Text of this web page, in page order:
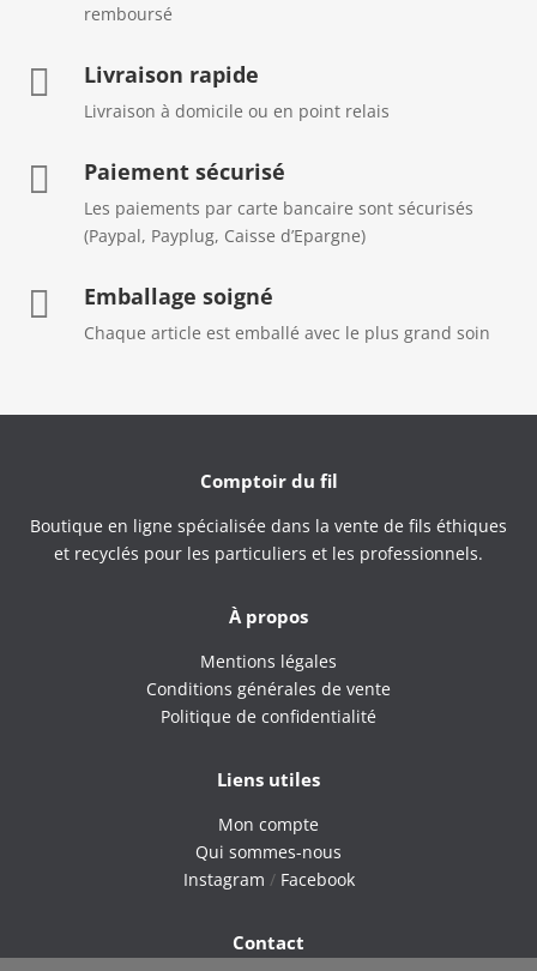
remboursé
 Livraison rapide
Livraison à domicile ou en point relais
 Paiement sécurisé
Les paiements par carte bancaire sont sécurisés
(Paypal, Payplug, Caisse d’Epargne)
 Emballage soigné
Chaque article est emballé avec le plus grand soin
Comptoir du fil
Boutique en ligne spécialisée dans la vente de fils éthiques
et recyclés pour les particuliers et les professionnels.
À propos
Mentions légales
Conditions générales de vente
Politique de confidentialité
Liens utiles
Mon compte
Qui sommes-nous
Instagram / Facebook
Contact